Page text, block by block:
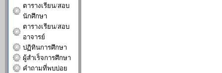
ตารางเรียน/สอบ
นักศึกษา
ตารางเรียน/สอบ
อาจารย์
ปฏิทินการศึกษา
ผู้สำเร็จการศึกษา
คำถามที่พบบ่อย